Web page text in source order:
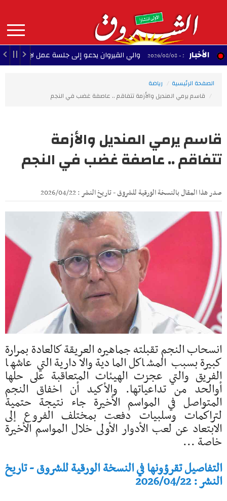
contenu
principal
MAIN
NAVIGATION الأخبار22:35 - 2026/08/08 والي القيروان يدعو إلى جلسة عمل لإنقاذ الشبيبة
الصفحة الرئيسية
رياضة
قاسم يرمي المنديل والأزمة تتفاقم .. عاصفة غضب في النجم
قاسم يرمي المنديل والأزمة
تتفاقم .. عاصفة غضب في النجم
صدر هذا المقال بالنسخة الورقية للشروق - تاريخ النشر : 2026/04/22
انسحاب النجم تقبلته جماهيره العريقة كالعادة بمرارة
كبيرة بسبب المشاكل المادية والادارية التي عاشها
الفريق والتي عجزت الهيئات المتعاقبة على حلها
أوالحد من تداعياتها. والأكيد أن اخفاق النجم
المتواصل في المواسم الأخيرة جاء نتيجة حتمية
لتراكمات وسلبيات دفعت بمختلف الفروع إلى
الابتعاد عن لعب الأدوار الأولى خلال المواسم الأخيرة
خاصة ...
التفاصيل تقرؤونها في النسخة الورقية للشروق - تاريخ
النشر : 2026/04/22